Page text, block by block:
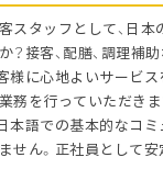
スタッフとして、日本
？接客、配膳、調理補
様に心地よいサービス
務を行っていただき
本語での基本的なコ
せん。正社員として